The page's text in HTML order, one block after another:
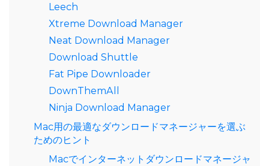
Leech
Xtreme Download Manager
Neat Download Manager
Download Shuttle
Fat Pipe Downloader
DownThemAll
Ninja Download Manager
Mac用の最適なダウンロードマネージャーを選ぶ
ためのヒント
Macでインターネットダウンロードマネージャ